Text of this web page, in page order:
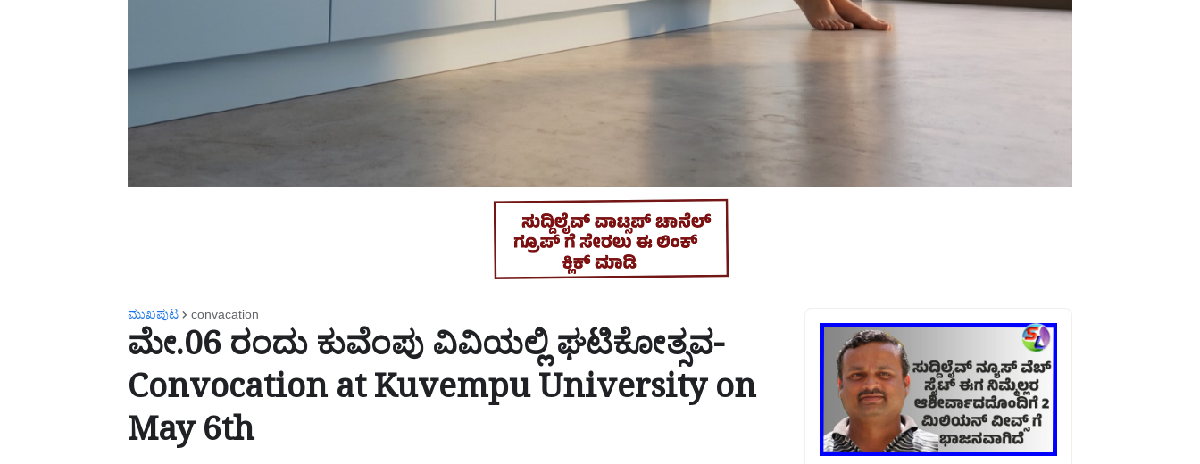
ಮುಖಪುಟ convacation
ಮೇ.06 ರಂದು ಕುವೆಂಪು ವಿವಿಯಲ್ಲಿ ಘಟಿಕೋತ್ಸವ-
Convocation at Kuvempu University on
May 6th